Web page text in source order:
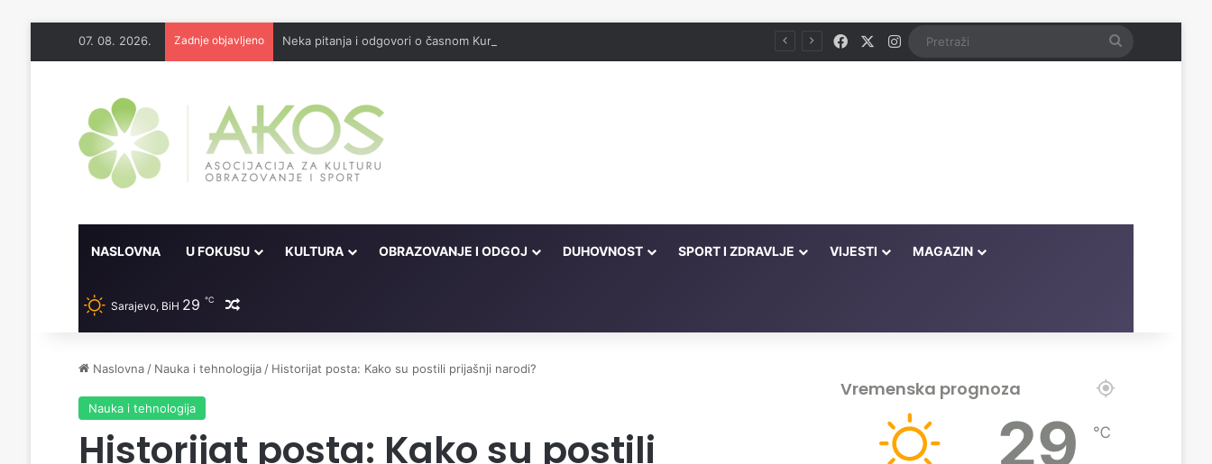
07. 08. 2026. Zadnje objavljeno Neka pitanja i odgovori o časnom Kur'anu FacebookInstagram Pretraži
NASLOVNA U FOKUSU KULTURA OBRAZOVANJE I ODGOJ DUHOVNOST SPORT I ZDRAVLJE VIJESTI MAGAZIN
Sarajevo, BiH 29 ℃ Random članak
Naslovna / Nauka i tehnologija / Historijat posta: Kako su postili prijašnji narodi?
Nauka i tehnologija
Historijat posta: Kako su postili
Vremenska prognoza
29 ℃